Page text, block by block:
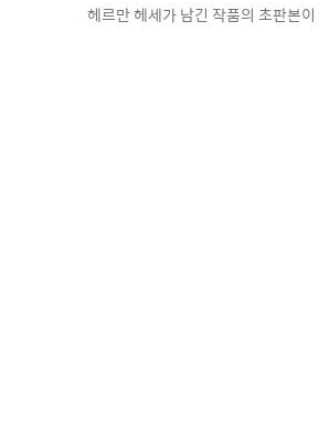
헤르만 헤세가 남긴 작품의 초판본